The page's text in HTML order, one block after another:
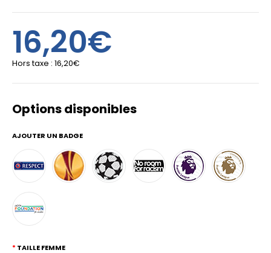
16,20€
Hors taxe : 16,20€
Options disponibles
AJOUTER UN BADGE
TAILLE FEMME